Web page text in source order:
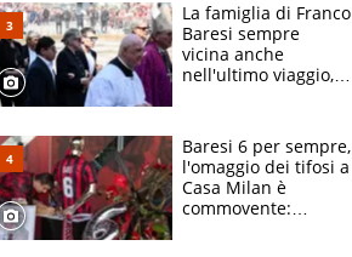
La famiglia di Franco
Baresi sempre
vicina anche
nell'ultimo viaggio,
circondati
dall'affetto dei tifosi
Baresi 6 per sempre,
l'omaggio dei tifosi a
Casa Milan è
commovente: